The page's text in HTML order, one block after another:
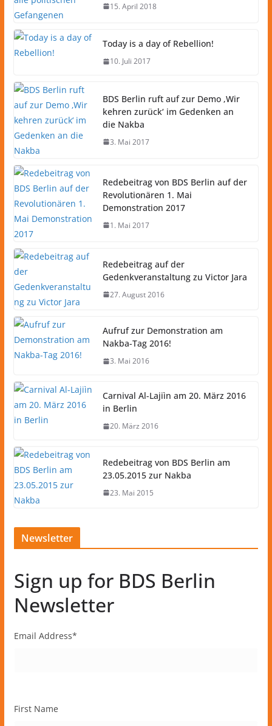
15. April 2018
Today is a day of Rebellion!
10. Juli 2017
BDS Berlin ruft auf zur Demo ‚Wir
kehren zurück‘ im Gedenken an
die Nakba
3. Mai 2017
Redebeitrag von BDS Berlin auf der
Revolutionären 1. Mai
Demonstration 2017
1. Mai 2017
Redebeitrag auf der
Gedenkveranstaltung zu Victor Jara
27. August 2016
Aufruf zur Demonstration am
Nakba-Tag 2016!
3. Mai 2016
Carnival Al-Lajiìn am 20. März 2016
in Berlin
20. März 2016
Redebeitrag von BDS Berlin am
23.05.2015 zur Nakba
23. Mai 2015
Newsletter
Sign up for BDS Berlin
Newsletter
Email Address*
First Name